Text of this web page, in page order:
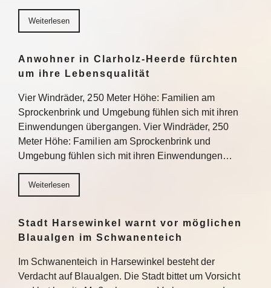
Weiterlesen
Anwohner in Clarholz-Heerde fürchten
um ihre Lebensqualität
Vier Windräder, 250 Meter Höhe: Familien am
Sprockenbrink und Umgebung fühlen sich mit ihren
Einwendungen übergangen. Vier Windräder, 250
Meter Höhe: Familien am Sprockenbrink und
Umgebung fühlen sich mit ihren Einwendungen…
Weiterlesen
Stadt Harsewinkel warnt vor möglichen
Blaualgen im Schwanenteich
Im Schwanenteich in Harsewinkel besteht der
Verdacht auf Blaualgen. Die Stadt bittet um Vorsicht